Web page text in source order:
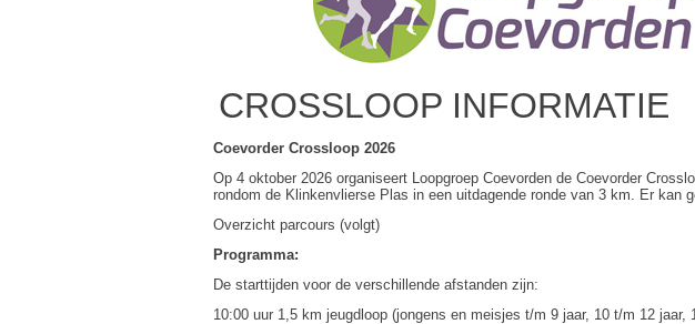
CROSSLOOP INFORMATIE
Coevorder Crossloop 2026
Op 4 oktober 2026 organiseert Loopgroep Coevorden de Coevorder
rondom de Klinkenvlierse Plas in een uitdagende ronde van 3 km. Er
Overzicht parcours (volgt)
Programma:
De starttijden voor de verschillende afstanden zijn:
10:00 uur 1,5 km jeugdloop (jongens en meisjes t/m 9 jaar, 10 t/m 12 jaar,